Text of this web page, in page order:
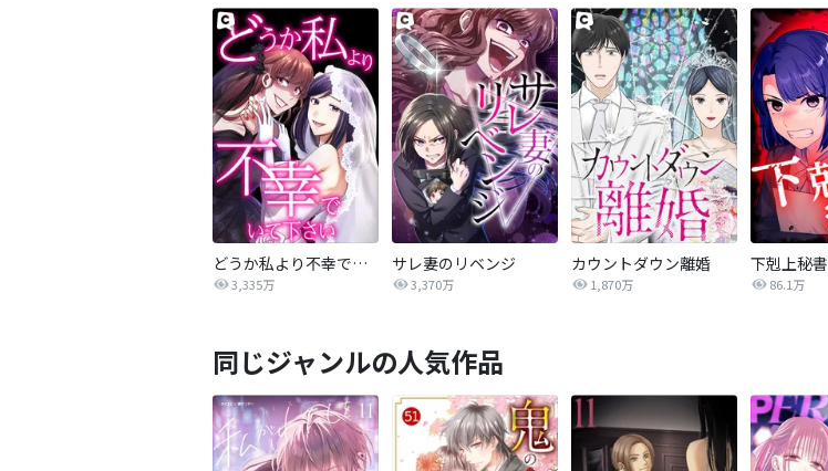
どうか私より不幸でいて下さい
3,335万
サレ妻のリベンジ
3,370万
カウントダウン離婚
1,870万
下剋上秘書
86.1万
同じジャンルの人気作品